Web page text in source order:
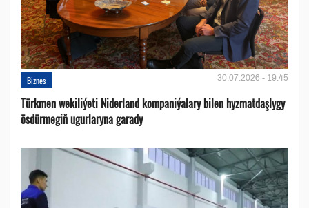
Biznes 30.07.2026 - 19:45
Türkmen wekiliýeti Niderland kompaniýalary bilen hyzmatdaşlygy
ösdürmegiň ugurlaryna garady